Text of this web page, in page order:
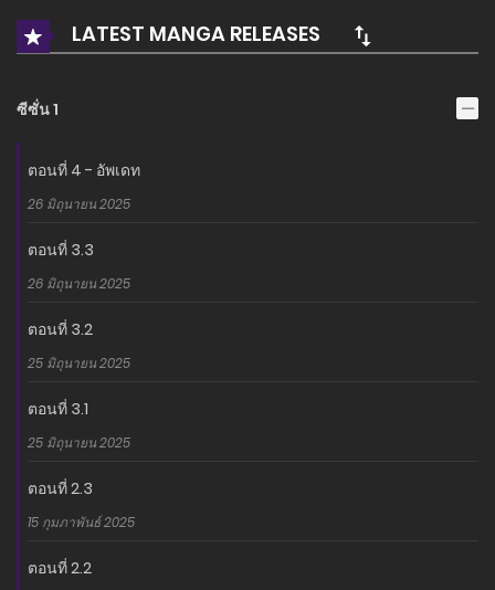
LATEST MANGA RELEASES
ซีซั่น 1
ตอนที่ 4 - อัพเดท
26 มิถุนายน 2025
ตอนที่ 3.3
26 มิถุนายน 2025
ตอนที่ 3.2
25 มิถุนายน 2025
ตอนที่ 3.1
25 มิถุนายน 2025
ตอนที่ 2.3
15 กุมภาพันธ์ 2025
ตอนที่ 2.2